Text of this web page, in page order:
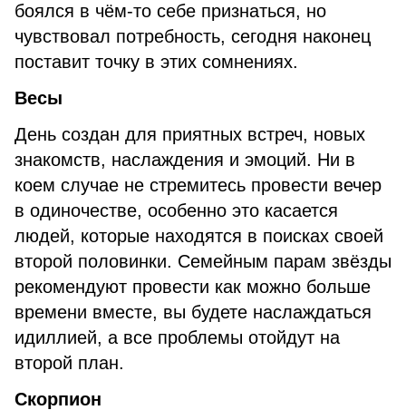
боялся в чём-то себе признаться, но
чувствовал потребность, сегодня наконец
поставит точку в этих сомнениях.
Весы
День создан для приятных встреч, новых
знакомств, наслаждения и эмоций. Ни в
коем случае не стремитесь провести вечер
в одиночестве, особенно это касается
людей, которые находятся в поисках своей
второй половинки. Семейным парам звёзды
рекомендуют провести как можно больше
времени вместе, вы будете наслаждаться
идиллией, а все проблемы отойдут на
второй план.
Скорпион